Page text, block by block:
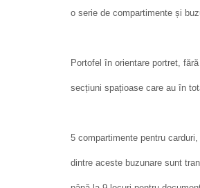
o serie de compartimente și
Portofel în orientare portret,
secțiuni spațioase care au în
5 compartimente pentru
dintre aceste buzunare sunt